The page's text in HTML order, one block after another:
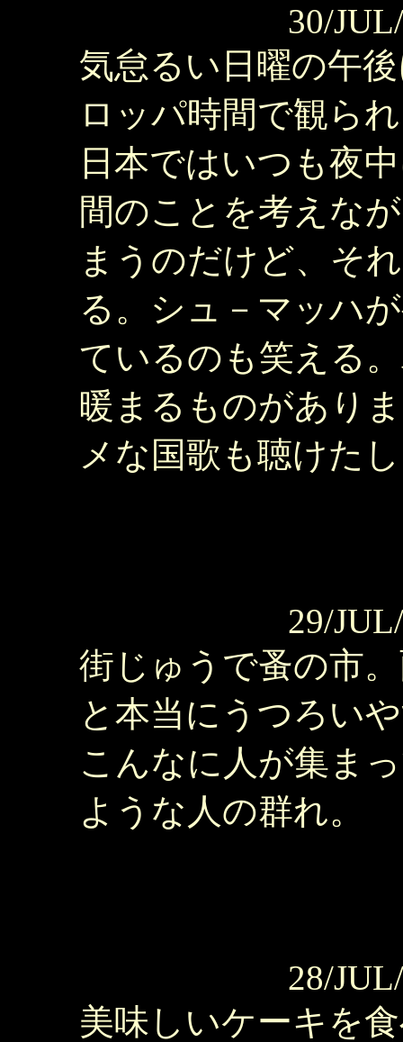
30/
気怠るい日曜の午
ロッパ時間で観ら
日本ではいつも夜
間のことを考えな
まうのだけど、そ
る。シュ－マッハ
ているのも笑える
暖まるものがあり
メな国歌も聴けた
29/
街じゅうで蚤の市
と本当にうつろい
こんなに人が集ま
ような人の群れ。
28/
美味しいケーキを